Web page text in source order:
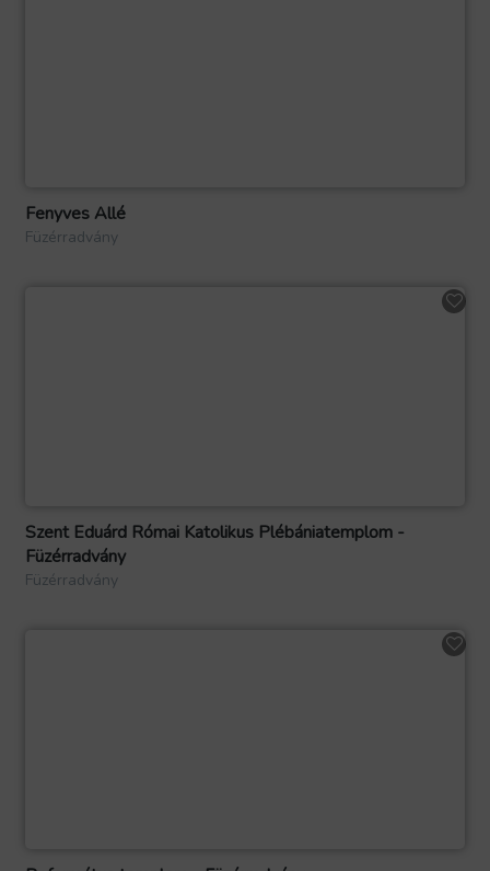
Fenyves Allé
Füzérradvány
Szent Eduárd Római Katolikus Plébániatemplom -
Füzérradvány
Füzérradvány